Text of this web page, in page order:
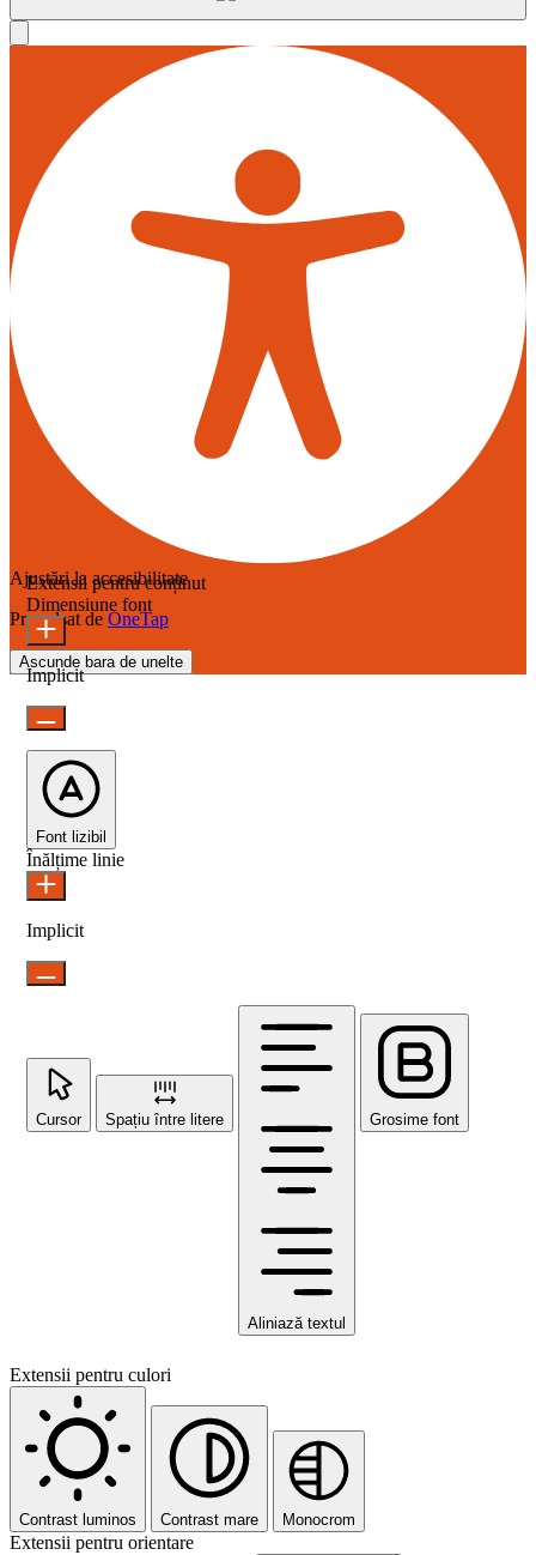
Ajustări la accesibilitate
Propulsat de OneTap
Ascunde bara de unelte
Extensii pentru conținut
Dimensiune font
Implicit
Font lizibil
Înălțime linie
Implicit
Cursor Spațiu între litere
Aliniază textul
Grosime font
Extensii pentru culori
Contrast luminos Contrast mare Monocrom
Extensii pentru orientare